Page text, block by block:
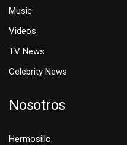
Music
Videos
TV News
Celebrity News
Nosotros
Hermosillo